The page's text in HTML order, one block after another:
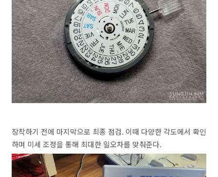
장착하기 전에 마지막으로 최종 점검. 이때 다양한 각도에서 확인
하며 미세 조정을 통해 최대한 일오차를 맞춰준다.